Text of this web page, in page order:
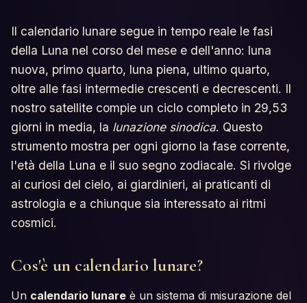
Test
Glossario
Il calendario lunare segue in tempo reale le fasi
della Luna nel corso del mese e dell'anno: luna
nuova, primo quarto, luna piena, ultimo quarto,
oltre alle fasi intermedie crescenti e decrescenti. Il
nostro satellite compie un ciclo completo in 29,53
giorni in media, la lunazione sinodica. Questo
strumento mostra per ogni giorno la fase corrente,
l'età della Luna e il suo segno zodiacale. Si rivolge
ai curiosi del cielo, ai giardinieri, ai praticanti di
astrologia e a chiunque sia interessato ai ritmi
cosmici.
Cos'è un calendario lunare?
Un calendario lunare è un sistema di misurazione del